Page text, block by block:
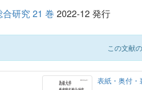
研究 21 巻 2022-12 発行
この文献
表紙・奥付